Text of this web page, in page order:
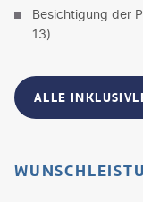
Besichtigung der
13)
ALLE